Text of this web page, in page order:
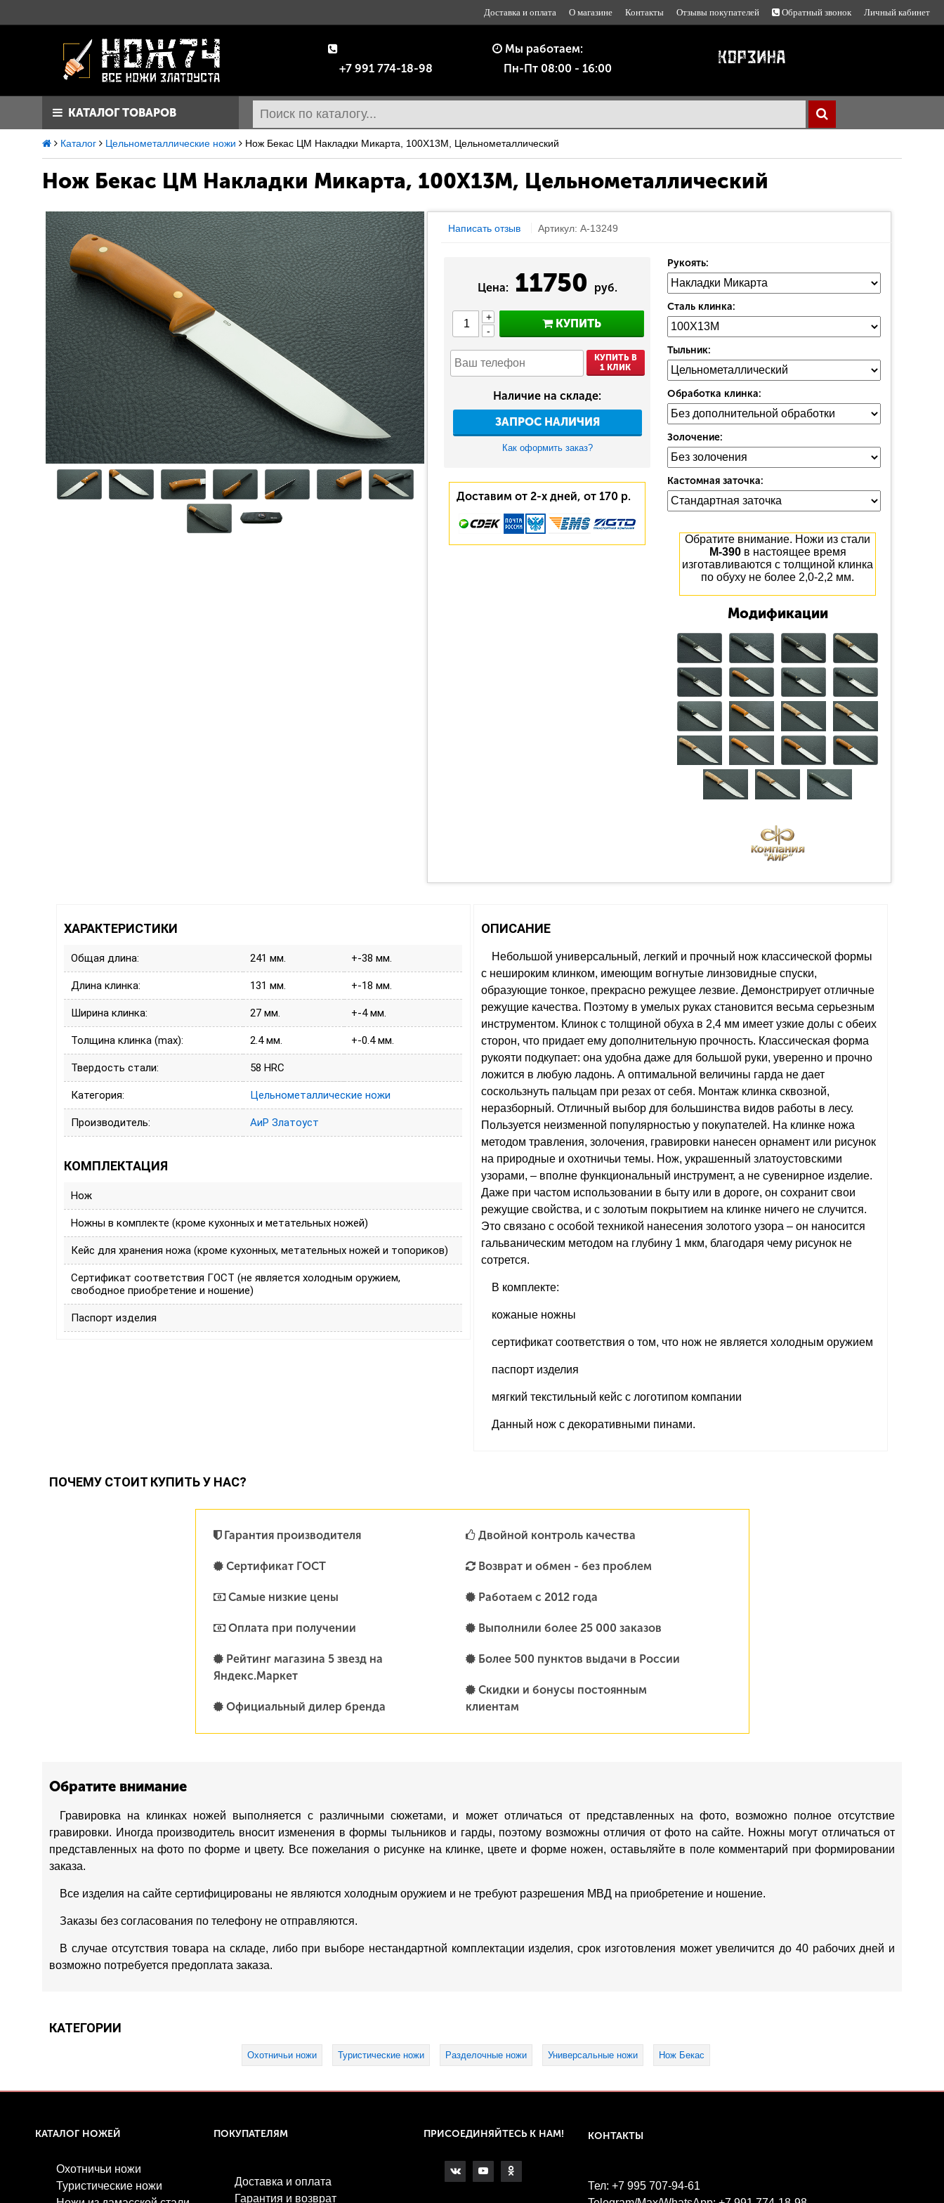
Доставка и оплата О магазине Контакты Отзывы покупателей Обратный звонок Личный кабинет
+7 991 774-18-98
Мы работаем:
Пн-Пт 08:00 - 16:00
КАТАЛОГ ТОВАРОВ
Каталог Цельнометаллические ножи Нож Бекас ЦМ Накладки Микарта, 100Х13М, Цельнометаллический
Нож Бекас ЦМ Накладки Микарта, 100Х13М, Цельнометаллический
Написать отзыв Артикул: A-13249
Цена: 11750 руб.
+
-
КУПИТЬ
КУПИТЬ В
1 КЛИК
Наличие на складе:
ЗАПРОС НАЛИЧИЯ
Как оформить заказ?
Доставим от 2-х дней, от 170 р.
Рукоять:
Сталь клинка:
Тыльник:
Обработка клинка:
Золочение:
Кастомная заточка:
Обратите внимание. Ножи из стали
М-390в настоящее время
изготавливаются с толщиной клинка
по обуху не более 2,0-2,2 мм.
Модификации
ХАРАКТЕРИСТИКИ
Общая длина: 241 мм. +-38 мм.
Длина клинка: 131 мм. +-18 мм.
Ширина клинка: 27 мм. +-4 мм.
Толщина клинка (max): 2.4 мм. +-0.4 мм.
Твердость стали: 58 HRC
Категория: Цельнометаллические ножи
Производитель: АиР Златоуст
КОМПЛЕКТАЦИЯ
Нож
Ножны в комплекте (кроме кухонных и метательных ножей)
Кейс для хранения ножа (кроме кухонных, метательных ножей и топориков)
Сертификат соответствия ГОСТ (не является холодным оружием,
свободное приобретение и ношение)
Паспорт изделия
ОПИСАНИЕ
Небольшой универсальный, легкий и прочный нож классической формы
с нешироким клинком, имеющим вогнутые линзовидные спуски,
образующие тонкое, прекрасно режущее лезвие. Демонстрирует отличные
режущие качества. Поэтому в умелых руках становится весьма серьезным
инструментом. Клинок с толщиной обуха в 2,4 мм имеет узкие долы с обеих
сторон, что придает ему дополнительную прочность. Классическая форма
рукояти подкупает: она удобна даже для большой руки, уверенно и прочно
ложится в любую ладонь. А оптимальной величины гарда не дает
соскользнуть пальцам при резах от себя. Монтаж клинка сквозной,
неразборный. Отличный выбор для большинства видов работы в лесу.
Пользуется неизменной популярностью у покупателей. На клинке ножа
методом травления, золочения, гравировки нанесен орнамент или рисунок
на природные и охотничьи темы. Нож, украшенный златоустовскими
узорами, – вполне функциональный инструмент, а не сувенирное изделие.
Даже при частом использовании в быту или в дороге, он сохранит свои
режущие свойства, и с золотым покрытием на клинке ничего не случится.
Это связано с особой техникой нанесения золотого узора – он наносится
гальваническим методом на глубину 1 мкм, благодаря чему рисунок не
сотрется.
В комплекте:
кожаные ножны
сертификат соответствия о том, что нож не является холодным оружием
паспорт изделия
мягкий текстильный кейс с логотипом компании
Данный нож с декоративными пинами.
ПОЧЕМУ СТОИТ КУПИТЬ У НАС?
Гарантия производителя
Сертификат ГОСТ
Самые низкие цены
Оплата при получении
Рейтинг магазина 5 звезд на
Яндекс.Маркет
Официальный дилер бренда
Двойной контроль качества
Возврат и обмен - без проблем
Работаем с 2012 года
Выполнили более 25 000 заказов
Более 500 пунктов выдачи в России
Скидки и бонусы постоянным
клиентам
Обратите внимание
Гравировка на клинках ножей выполняется с различными сюжетами, и может отличаться от представленных на фото, возможно полное отсутствие
гравировки. Иногда производитель вносит изменения в формы тыльников и гарды, поэтому возможны отличия от фото на сайте. Ножны могут отличаться от
представленных на фото по форме и цвету. Все пожелания о рисунке на клинке, цвете и форме ножен, оставьляйте в поле комментарий при формировании
заказа.
Все изделия на сайте сертифицированы не являются холодным оружием и не требуют разрешения МВД на приобретение и ношение.
Заказы без согласования по телефону не отправляются.
В случае отсутствия товара на складе, либо при выборе нестандартной комплектации изделия, срок изготовления может увеличится до 40 рабочих дней и
возможно потребуется предоплата заказа.
КАТЕГОРИИ
Охотничьи ножи Туристические ножи Разделочные ножи Универсальные ножи Нож Бекас
КАТАЛОГ НОЖЕЙ
Охотничьи ножи
Туристические ножи
ПОКУПАТЕЛЯМ
Доставка и оплата
Гарантия и возврат
ПРИСОЕДИНЯЙТЕСЬ К НАМ! КОНТАКТЫ
Тел: +7 995 707-94-61